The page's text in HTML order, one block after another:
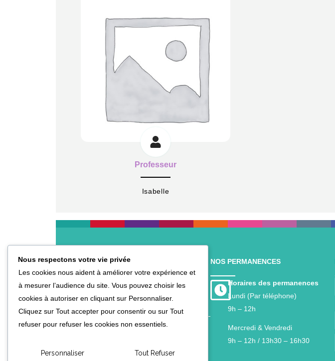
Professeur
Isabelle
NOTRE BUREAU
Entente Saint-Genoise
3 rue du Charavay
69290 Saint-Genis-les-Ollières
Fermé pendant les
NOS PERMANENCES
Horaires des permanences
Lundi (Par téléphone)
9h – 12h
Mercredi & Vendredi
9h – 12h / 13h30 – 16h30
Nous respectons votre vie privée
Les cookies nous aident à améliorer votre expérience et
à mesurer l’audience du site. Vous pouvez choisir les
cookies à autoriser en cliquant sur Personnaliser.
Cliquez sur Tout accepter pour consentir ou sur Tout
refuser pour refuser les cookies non essentiels.
Personnaliser Tout Refuser